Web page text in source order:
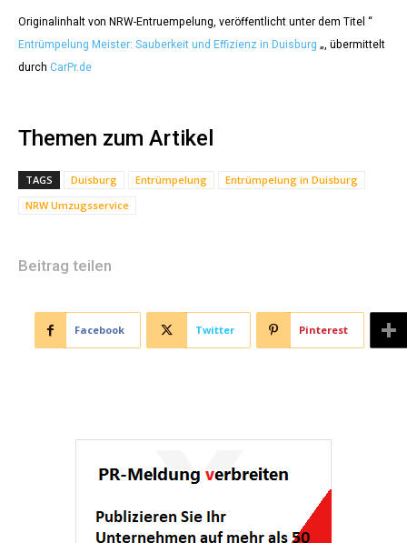
Originalinhalt von NRW-Entruempelung, veröffentlicht unter dem Titel “
Entrümpelung Meister: Sauberkeit und Effizienz in Duisburg „, übermittelt
durch CarPr.de
Themen zum Artikel
TAGS Duisburg Entrümpelung
Entrümpelung in Duisburg
NRW Umzugsservice
Beitrag teilen
Facebook Twitter Pinterest